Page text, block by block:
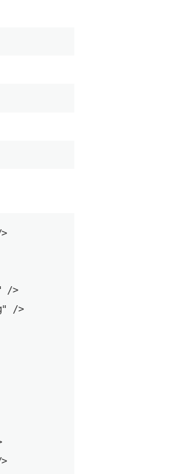
/>
/>